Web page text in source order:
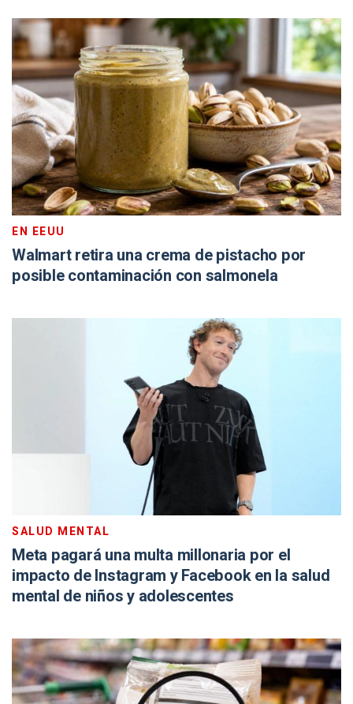
EN EEUU
Walmart retira una crema de pistacho por
posible contaminación con salmonela
SALUD MENTAL
Meta pagará una multa millonaria por el
impacto de Instagram y Facebook en la salud
mental de niños y adolescentes